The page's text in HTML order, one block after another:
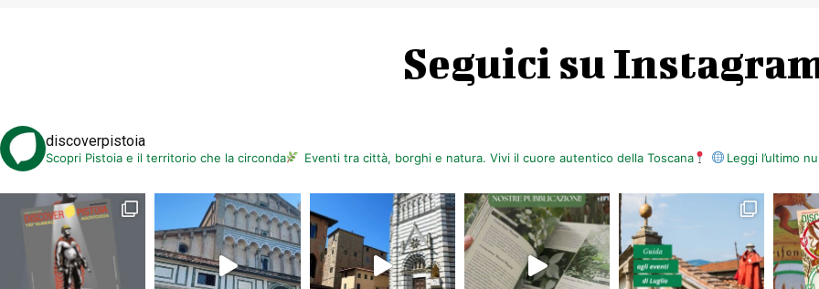
Seguici su
discoverpistoia
Scopri Pistoia e il territorio che la circonda Eventi tra città, borghi e natura. Vivi il cuore autentico della Toscana Leggi l’ultimo